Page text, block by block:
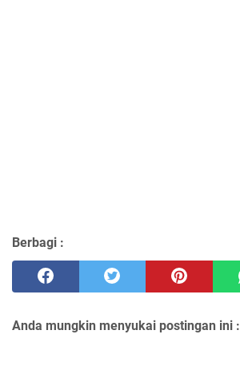
Berbagi :
Anda mungkin menyukai postingan ini :